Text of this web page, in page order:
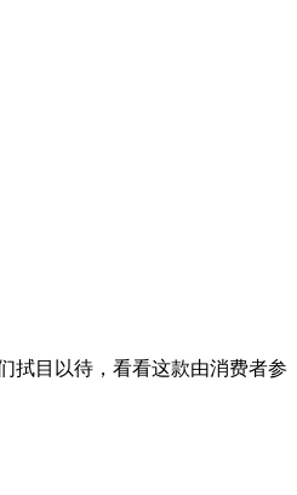
拭目以待，看看这款由消费者参